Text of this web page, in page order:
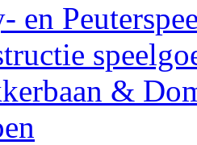
en
&